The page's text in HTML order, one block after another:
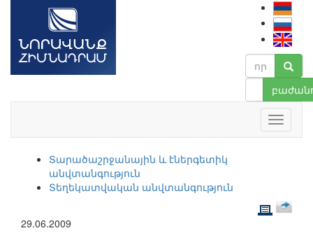
Տարածաշրջանային և էներգետիկ
անվտանգություն
Տեղեկատվական անվտանգություն
29.06.2009